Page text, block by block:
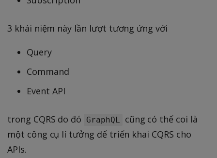
3 khái niệm này lần lượt tương ứng với
Query
Command
Event API
trong CQRS do đó GraphQL
cũng có thể coi là
một công cụ lí tưởng để triển khai CQRS cho
APIs.